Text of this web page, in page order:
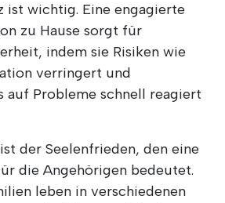
ist wichtig. Eine engagierte
zu Hause sorgt für
indem sie Risiken wie
verringert und
auf Probleme schnell reagiert
der Seelenfrieden, den eine
die Angehörigen bedeutet.
leben in verschiedenen